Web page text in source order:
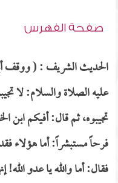
صفحة الفهرس
الحديث الشريف : ( ووقف
عليه الصلاة والسلام: لا
تجيبوه، ثم قال: أفيكم ابن
فرحاً مستبشراً: أما هؤلاء
فقال: أما والله يا عدو